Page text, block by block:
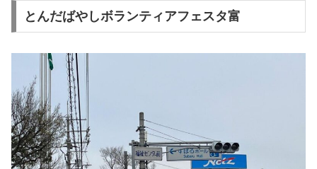
とんだばやしボランティアフェスタ富